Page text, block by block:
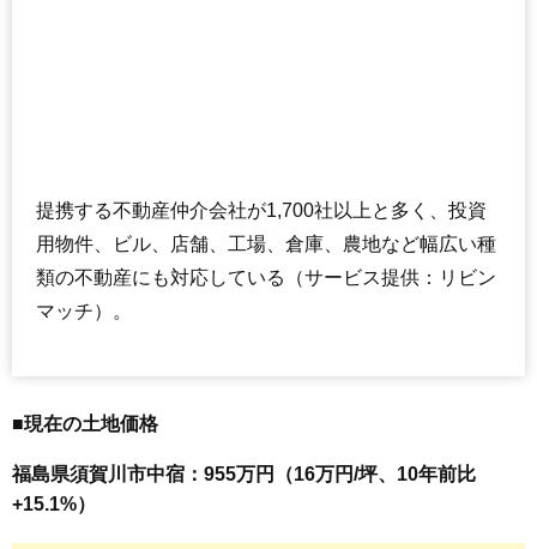
提携する不動産仲介会社が1,700社以上と多く、投資
用物件、ビル、店舗、工場、倉庫、農地など幅広い種
類の不動産にも対応している（サービス提供：リビン
マッチ）。
■現在の土地価格
福島県須賀川市中宿：955万円（16万円/坪、10年前比
+15.1%）